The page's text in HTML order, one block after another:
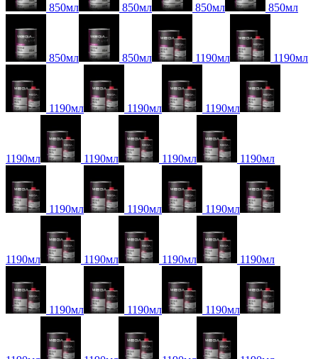
850мл 850мл 850мл 850мл
850мл 850мл 1190мл 1190мл
1190мл 1190мл 1190мл
1190мл 1190мл 1190мл 1190мл
1190мл 1190мл 1190мл
1190мл 1190мл 1190мл 1190мл
1190мл 1190мл 1190мл